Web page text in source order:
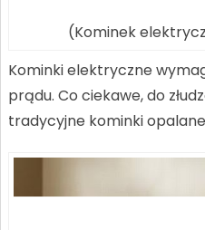
(Kominek
Kominki elektryczne
prądu. Co ciekawe, do
tradycyjne kominki